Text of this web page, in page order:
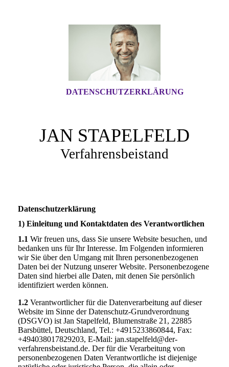
DATENSCHUTZERKLÄRUNG
JAN STAPELFELD
Verfahrensbeistand
Datenschutzerklärung
1) Einleitung und Kontaktdaten des Verantwortlichen
1.1 Wir freuen uns, dass Sie unsere Website besuchen, und
bedanken uns für Ihr Interesse. Im Folgenden informieren
wir Sie über den Umgang mit Ihren personenbezogenen
Daten bei der Nutzung unserer Website. Personenbezogene
Daten sind hierbei alle Daten, mit denen Sie persönlich
identifiziert werden können.
1.2 Verantwortlicher für die Datenverarbeitung auf dieser
Website im Sinne der Datenschutz-Grundverordnung
(DSGVO) ist Jan Stapelfeld, Blumenstraße 21, 22885
Barsbüttel, Deutschland, Tel.: +4915233860844, Fax:
+494038017829203, E-Mail: jan.stapelfeld@der-
verfahrensbeistand.de. Der für die Verarbeitung von
personenbezogenen Daten Verantwortliche ist diejenige